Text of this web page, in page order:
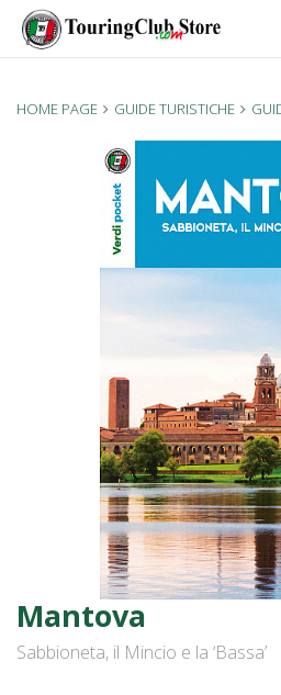
HOME PAGE GUIDE TURISTICHE
Mantova
Sabbioneta, il Mincio e la ‘Bassa’